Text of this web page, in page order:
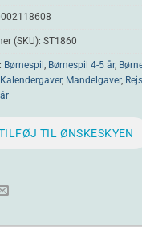
(SKU): ST1860
Børnespil , Børnespil 4-5 år,
Kalendergaver, Mandelgaver,
TIL ØNSKESKYEN